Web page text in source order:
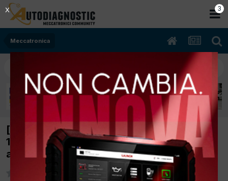
Meccatronica
[hiunday tucson hibrida 06/2021 16cc nx4e
169Kw Ibrida] sostituzione batteria
avviamento
2
X